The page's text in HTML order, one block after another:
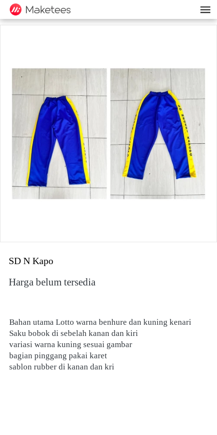
SD N Kapo
Harga belum tersedia
Bahan utama Lotto warna benhure dan kuning kenari
Saku bobok di sebelah kanan dan kiri
variasi warna kuning sesuai gambar
bagian pinggang pakai karet
sablon rubber di kanan dan kri